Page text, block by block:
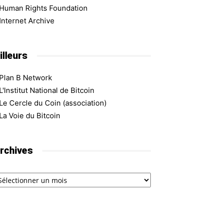
Human Rights Foundation
Internet Archive
Plan B Network
L'Institut National de Bitcoin
Le Cercle du Coin (association)
La Voie du Bitcoin